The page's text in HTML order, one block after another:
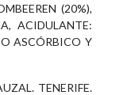
(20%),
ACIDULANTE:
ASCÓRBICO Y
TENERIFE.